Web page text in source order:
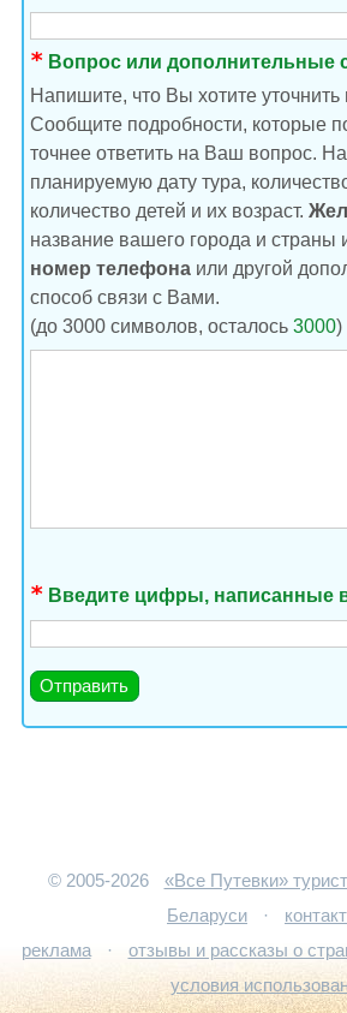
Вопрос или дополнительные
Напишите, что Вы хотите уточнить
Сообщите подробности, которые
точнее ответить на Ваш вопрос.
планируемую дату тура,
количество детей и их возраст.
название вашего города и страны
номер телефона или другой
способ связи с Вами.
(до 3000 символов, осталось 3000)
Введите цифры, написанные
© 2005-2026
«Все Путевки»
Беларуси
·
реклама
· отзывы и рассказы о
условия